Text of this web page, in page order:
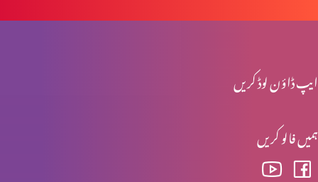
ایپ ڈاؤن لوڈ کریں
ہمیں فالو کریں